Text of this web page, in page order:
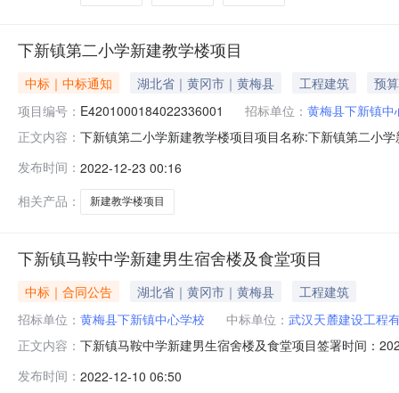
下新镇第二小学新建教学楼项目
中标｜中标通知 湖北省｜黄冈市｜黄梅县 工程建筑
预
项目编号： E4201000184022336001 招标单位： 黄梅县下新镇中
正文内容： 下新镇第二小学新建教学楼项目项目名称:下新镇第二小
发布时间： 2022-12-23 00:16
相关产品：
新建教学楼项目
下新镇马鞍中学新建男生宿舍楼及食堂项目
中标｜合同公告 湖北省｜黄冈市｜黄梅县
工程建筑
招标单位： 黄梅县下新镇中心学校 中标单位： 武汉天麓建设工程
正文内容： 下新镇马鞍中学新建男生宿舍楼及食堂项目签署时间：
发布时间： 2022-12-10 06:50